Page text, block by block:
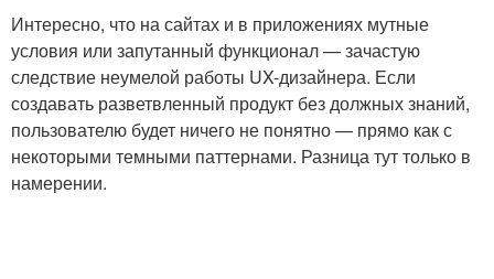
Интересно, что на сайтах и в приложениях мутные
условия или запутанный функционал — зачастую
следствие неумелой работы UX-дизайнера. Если
создавать разветвленный продукт без должных знаний,
пользователю будет ничего не понятно — прямо как с
некоторыми темными паттернами. Разница тут только в
намерении.